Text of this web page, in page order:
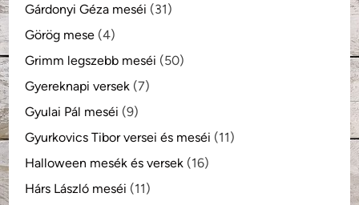
Gárdonyi Géza meséi (31)
Görög mese (4)
Grimm legszebb meséi (50)
Gyereknapi versek (7)
Gyulai Pál meséi (9)
Gyurkovics Tibor versei és meséi (11)
Halloween mesék és versek (16)
Hárs László meséi (11)